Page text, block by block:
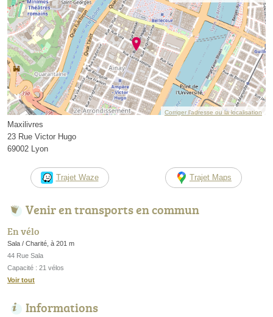
Corriger l’adresse ou la localisation
Maxilivres
23 Rue Victor Hugo
69002 Lyon
Trajet Waze Trajet Maps
Venir en transports en commun
En vélo
Sala / Charité, à 201 m
44 Rue Sala
Capacité : 21 vélos
Voir tout
Informations